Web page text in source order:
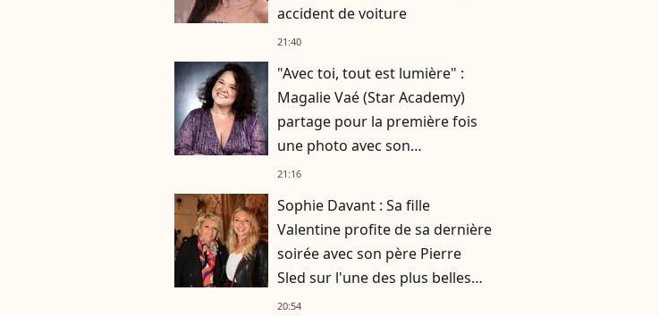
accident de voiture
21:40
"Avec toi, tout est lumière" :
Magalie Vaé (Star Academy)
partage pour la première fois
une photo avec son
compagnon
21:16
Sophie Davant : Sa fille
Valentine profite de sa dernière
soirée avec son père Pierre
Sled sur l'une des plus belles
îles italiennes, elle s'est régalée
20:54